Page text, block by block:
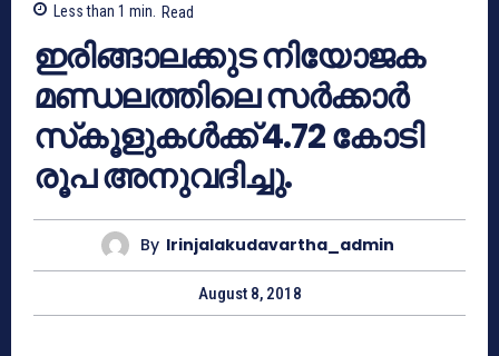
Less than 1 min. Read
ഇരിങ്ങാലക്കുട നിയോജക
മണ്ഡലത്തിലെ സര്‍ക്കാര്‍
സ്‌കൂളുകള്‍ക്ക് 4.72 കോടി
രൂപ അനുവദിച്ചു.
By Irinjalakudavartha_admin
August 8, 2018